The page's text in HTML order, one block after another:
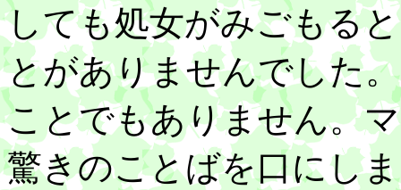
しても処女がみごもる
とがありませんでした
ことでもありません。
驚きのことばを口にし